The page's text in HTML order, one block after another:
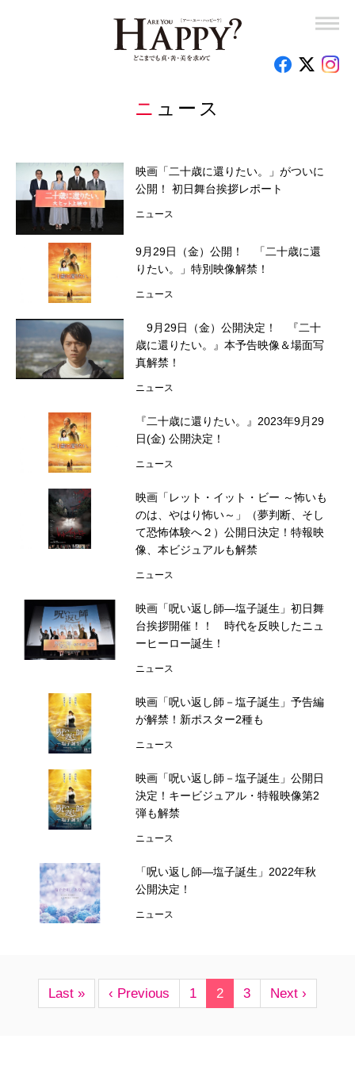
ニュース
映画「二十歳に還りたい。」がついに
公開！ 初日舞台挨拶レポート
ニュース
9月29日（金）公開！ 「二十歳に還
りたい。」特別映像解禁！
ニュース
9月29日（金）公開決定！ 『二十
歳に還りたい。』本予告映像＆場面写
真解禁！
ニュース
『二十歳に還りたい。』2023年9月29
日(金) 公開決定！
ニュース
映画「レット・イット・ビー ～怖いも
のは、やはり怖い～」（夢判断、そし
て恐怖体験へ２）公開日決定！特報映
像、本ビジュアルも解禁
ニュース
映画「呪い返し師―塩子誕生」初日舞
台挨拶開催！！ 時代を反映したニュ
ーヒーロー誕生！
ニュース
映画「呪い返し師－塩子誕生」予告編
が解禁！新ポスター2種も
ニュース
映画「呪い返し師－塩子誕生」公開日
決定！キービジュアル・特報映像第2
弾も解禁
ニュース
「呪い返し師—塩子誕生」2022年秋
公開決定！
ニュース
Last » ‹ Previous 1 2 3 Next ›
釈量子のお悩みクオンタム・リープ
読者の手記
特集
今月の占い
編集部のオススメ